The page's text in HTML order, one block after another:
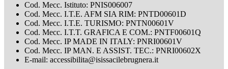
Cod. Mecc. Istituto: PNIS006007
Cod. Mecc. I.T.E. AFM SIA RIM: PNTD00601D
Cod. Mecc. I.T.E. TURISMO: PNTN00601V
Cod. Mecc. I.T.T. GRAFICA E COM.: PNTF00601Q
Cod. Mecc. IP MADE IN ITALY: PNRI00601V
Cod. Mecc. IP MAN. E ASSIST. TEC.: PNRI00602X
E-mail: accessibilita@isissacilebrugnera.it